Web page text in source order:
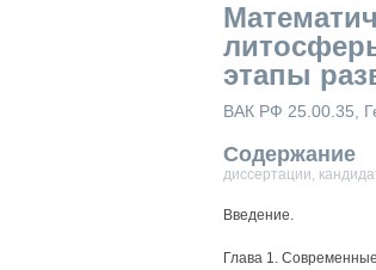
этапы
ВАК РФ 25.00.35,
Содержание
диссертации,
Введение.
Глава 1.